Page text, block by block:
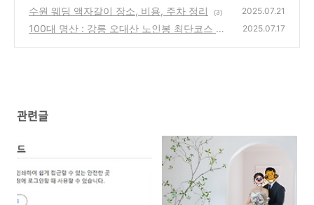
수원 웨딩 액자갈이 장소, 비용, 주차 정리 (3) 2025.07.21
100대 명산 : 강릉 오대산 노인봉 최단코스 주
2025.07.17
관련글